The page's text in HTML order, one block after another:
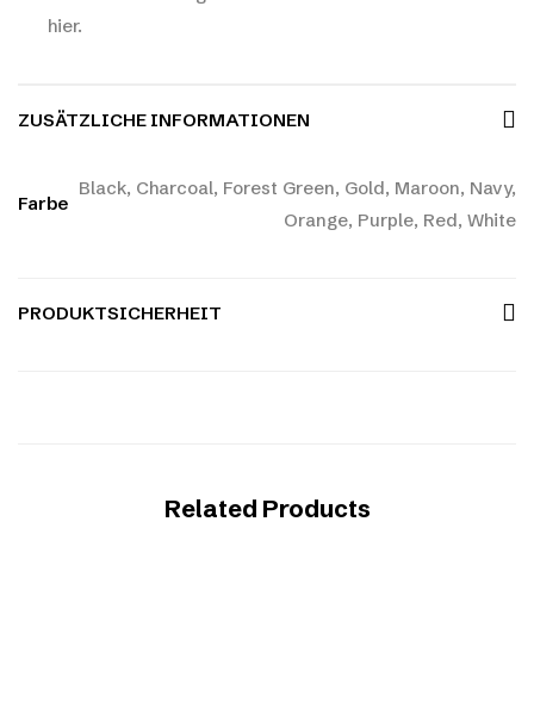
hier.
ZUSÄTZLICHE INFORMATIONEN
Farbe
Black, Charcoal, Forest Green, Gold, Maroon, Navy,
Orange, Purple, Red, White
PRODUKTSICHERHEIT
Related Products